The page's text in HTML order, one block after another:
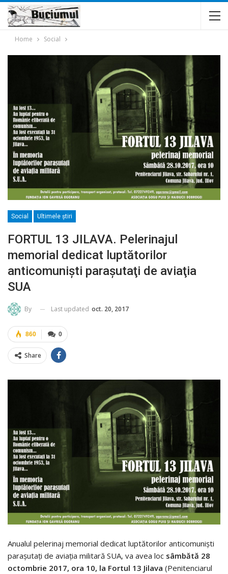
Home Social
Social Ultimele ştiri
FORTUL 13 JILAVA. Pelerinajul
memorial dedicat luptătorilor
anticomunişti paraşutaţi de aviaţia
SUA
By Last updated oct. 20, 2017
0
860
Share
Anualul pelerinaj memorial dedicat luptătorilor anticomunişti
paraşutaţi de aviaţia militară SUA, va avea loc sâmbătă 28
octombrie 2017, ora 10, la Fortul 13 Jilava (Penitenciarul